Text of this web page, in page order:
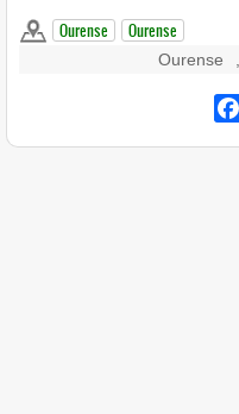
Ourense Ourense
Ourense